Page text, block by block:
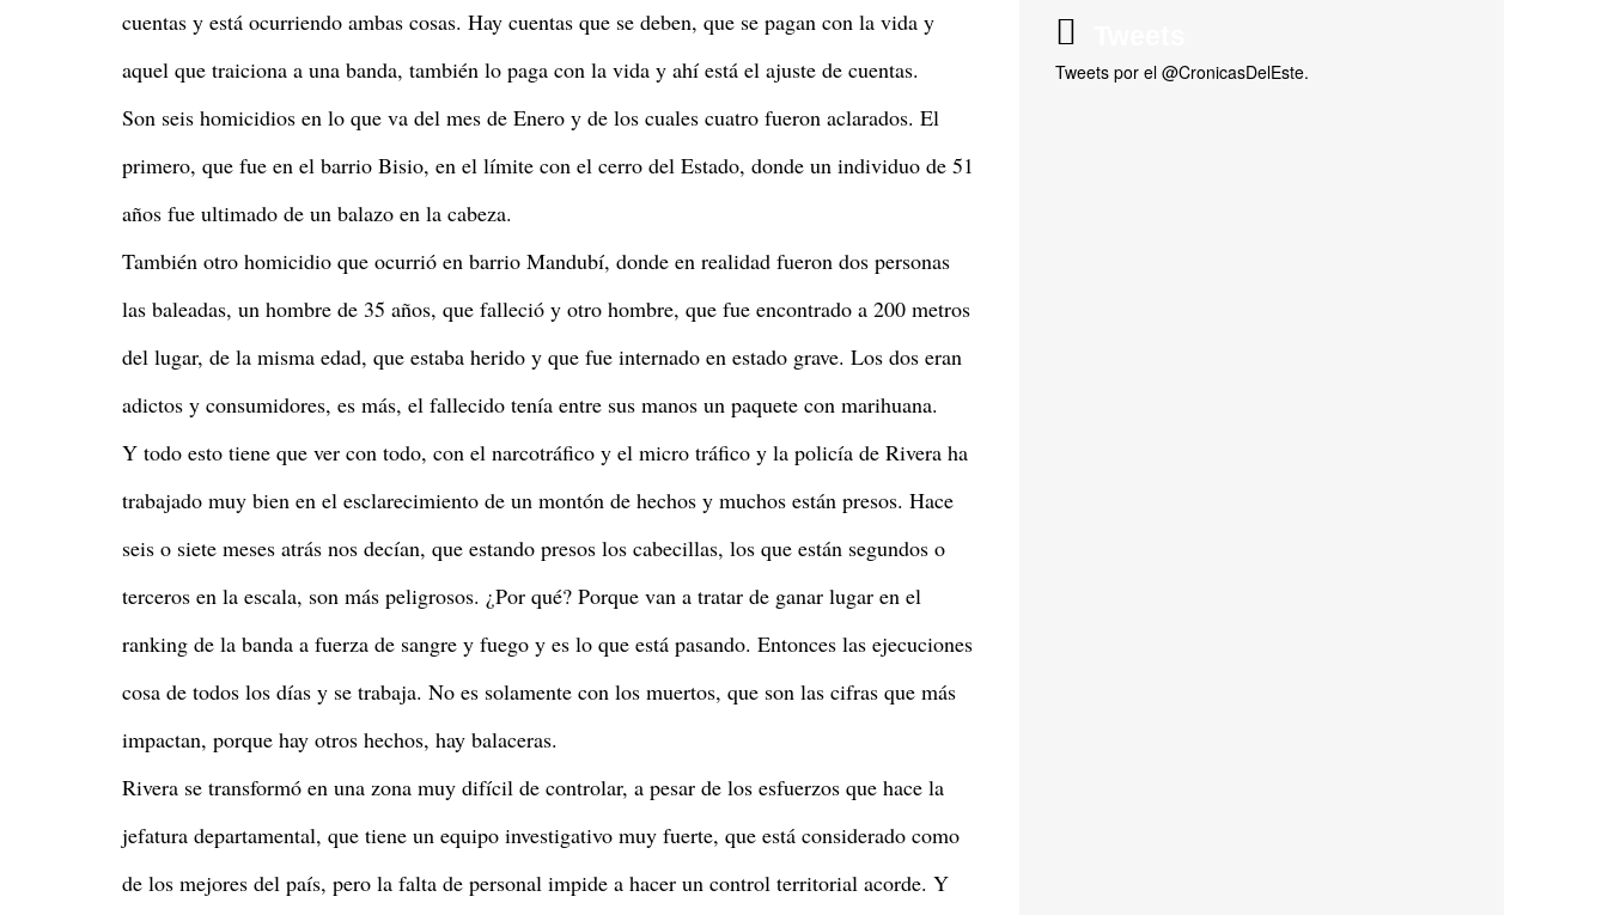
cuentas y está ocurriendo ambas cosas. Hay cuentas que se deben, que se pagan con la vida y
aquel que traiciona a una banda, también lo paga con la vida y ahí está el ajuste de cuentas.
Son seis homicidios en lo que va del mes de Enero y de los cuales cuatro fueron aclarados. El
primero, que fue en el barrio Bisio, en el límite con el cerro del Estado, donde un individuo de 51
años fue ultimado de un balazo en la cabeza.
También otro homicidio que ocurrió en barrio Mandubí, donde en realidad fueron dos personas
las baleadas, un hombre de 35 años, que falleció y otro hombre, que fue encontrado a 200 metros
del lugar, de la misma edad, que estaba herido y que fue internado en estado grave. Los dos eran
adictos y consumidores, es más, el fallecido tenía entre sus manos un paquete con marihuana.
Y todo esto tiene que ver con todo, con el narcotráfico y el micro tráfico y la policía de Rivera ha
trabajado muy bien en el esclarecimiento de un montón de hechos y muchos están presos. Hace
seis o siete meses atrás nos decían, que estando presos los cabecillas, los que están segundos o
terceros en la escala, son más peligrosos. ¿Por qué? Porque van a tratar de ganar lugar en el
ranking de la banda a fuerza de sangre y fuego y es lo que está pasando. Entonces las ejecuciones
cosa de todos los días y se trabaja. No es solamente con los muertos, que son las cifras que más
impactan, porque hay otros hechos, hay balaceras.
Rivera se transformó en una zona muy difícil de controlar, a pesar de los esfuerzos que hace la
jefatura departamental, que tiene un equipo investigativo muy fuerte, que está considerado como
de los mejores del país, pero la falta de personal impide a hacer un control territorial acorde. Y
Tweets por el @CronicasDelEste.